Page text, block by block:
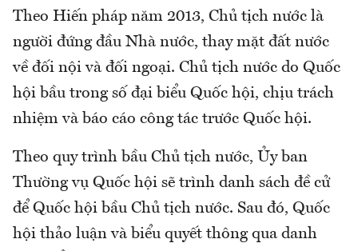
Theo Hiến pháp năm 2013, Chủ tịch nước là
người đứng đầu Nhà nước, thay mặt đất nước
về đối nội và đối ngoại. Chủ tịch nước do Quốc
hội bầu trong số đại biểu Quốc hội, chịu trách
nhiệm và báo cáo công tác trước Quốc hội.
Theo quy trình bầu Chủ tịch nước, Ủy ban
Thường vụ Quốc hội sẽ trình danh sách đề cử
để Quốc hội bầu Chủ tịch nước. Sau đó, Quốc
hội thảo luận và biểu quyết thông qua danh